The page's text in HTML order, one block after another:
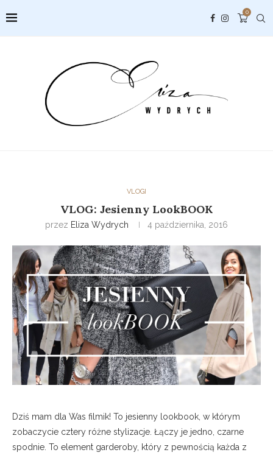
0
VLOGI
VLOG: Jesienny LookBOOK
przez Eliza Wydrych 4 października, 2016
Dziś mam dla Was filmik! To jesienny lookbook, w którym
zobaczycie cztery różne stylizacje. Łączy je jedno, czarne
spodnie. To element garderoby, który z pewnością każda z